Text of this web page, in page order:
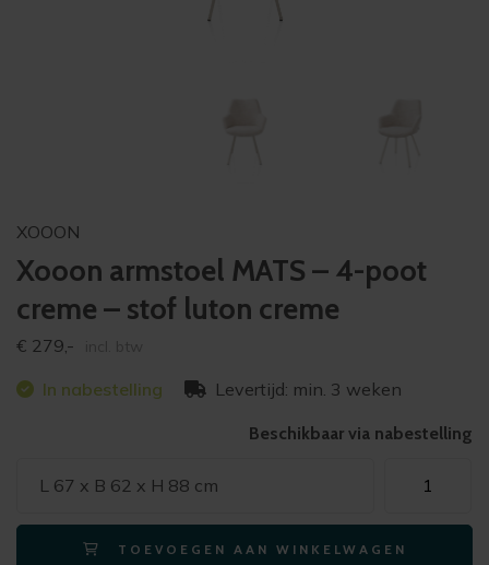
XOOON
Xooon armstoel MATS – 4-poot
creme – stof luton creme
€ 279,-
In nabestelling Levertijd: min. 3 weken
Beschikbaar via nabestelling
L 67 x B 62 x H 88 cm
armstoel
MATS
-
TOEVOEGEN AAN WINKELWAGEN